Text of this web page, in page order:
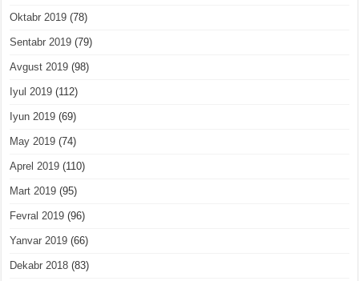
Oktabr 2019 (78)
Sentabr 2019 (79)
Avgust 2019 (98)
Iyul 2019 (112)
Iyun 2019 (69)
May 2019 (74)
Aprel 2019 (110)
Mart 2019 (95)
Fevral 2019 (96)
Yanvar 2019 (66)
Dekabr 2018 (83)